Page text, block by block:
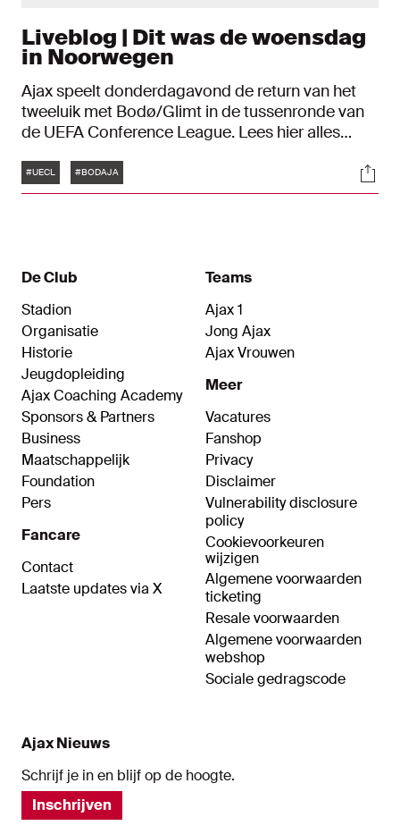
Liveblog | Dit was de woensdag
in Noorwegen
Ajax speelt donderdagavond de return van het
tweeluik met Bodø/Glimt in de tussenronde van
de UEFA Conference League. Lees hier alles
het Europese uitduel.
Tags
#UECL #BODAJA
De Club
Stadion
Organisatie
Historie
Jeugdopleiding
Ajax Coaching Academy
Sponsors & Partners
Business
Maatschappelijk
Foundation
Pers
Fancare
Contact
Laatste updates via X
Teams
Ajax 1
Jong Ajax
Ajax Vrouwen
Meer
Vacatures
Fanshop
Privacy
Disclaimer
Vulnerability disclosure
policy
Cookievoorkeuren
wijzigen
Algemene voorwaarden
ticketing
Resale voorwaarden
Algemene voorwaarden
webshop
Sociale gedragscode
Ajax Nieuws
Schrijf je in en blijf op de hoogte.
Inschrijven